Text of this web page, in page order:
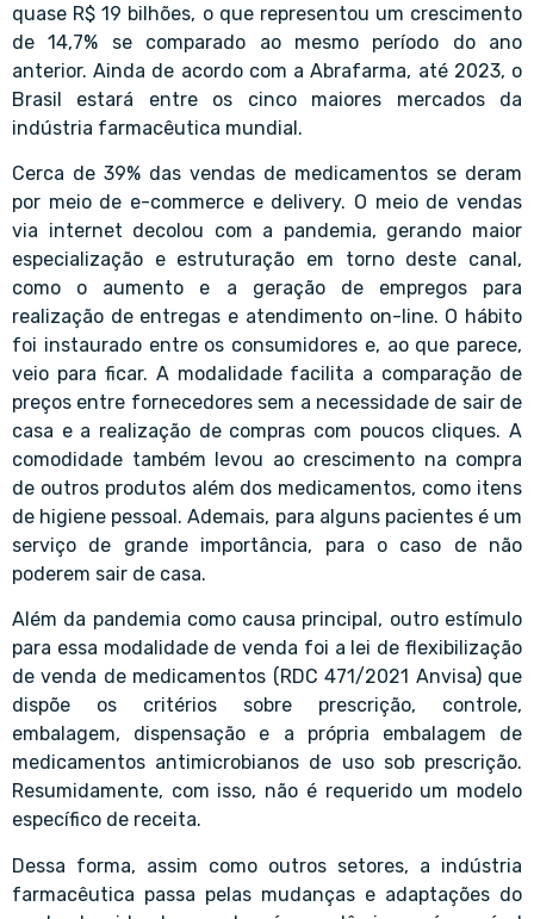
quase R$ 19 bilhões, o que representou um crescimento
de 14,7% se comparado ao mesmo período do ano
anterior. Ainda de acordo com a Abrafarma, até 2023, o
Brasil estará entre os cinco maiores mercados da
indústria farmacêutica mundial.
Cerca de 39% das vendas de medicamentos se deram
por meio de e-commerce e delivery. O meio de vendas
via internet decolou com a pandemia, gerando maior
especialização e estruturação em torno deste canal,
como o aumento e a geração de empregos para
realização de entregas e atendimento on-line. O hábito
foi instaurado entre os consumidores e, ao que parece,
veio para ficar. A modalidade facilita a comparação de
preços entre fornecedores sem a necessidade de sair de
casa e a realização de compras com poucos cliques. A
comodidade também levou ao crescimento na compra
de outros produtos além dos medicamentos, como itens
de higiene pessoal. Ademais, para alguns pacientes é um
serviço de grande importância, para o caso de não
poderem sair de casa.
Além da pandemia como causa principal, outro estímulo
para essa modalidade de venda foi a lei de flexibilização
de venda de medicamentos (RDC 471/2021 Anvisa) que
dispõe os critérios sobre prescrição, controle,
embalagem, dispensação e a própria embalagem de
medicamentos antimicrobianos de uso sob prescrição.
Resumidamente, com isso, não é requerido um modelo
específico de receita.
Dessa forma, assim como outros setores, a indústria
farmacêutica passa pelas mudanças e adaptações do